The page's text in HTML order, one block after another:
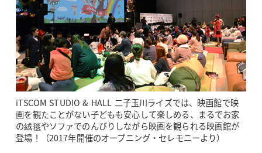
iTSCOM STUDIO & HALL 二子玉川ライズでは、映画館で映
画を観たことがない子どもも安心して楽しめる、まるでお家
の絨毯やソファでのんびりしながら映画を観られる映画館が
登場！（2017年開催のオープニング・セレモニーより）